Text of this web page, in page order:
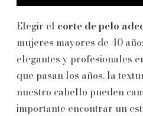
Elegir el corte de pelo
mujeres mayores de 40
elegantes y profesionales
que pasan los años, la
nuestro cabello pueden
importante encontrar un